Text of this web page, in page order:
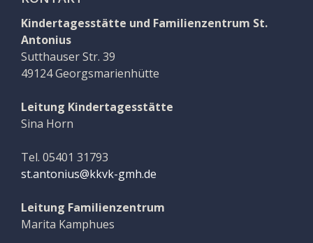
Kindertagesstätte und Familienzentrum St.
Antonius
Sutthauser Str. 39
49124 Georgsmarienhütte
Leitung Kindertagesstätte
Sina Horn
Tel. 05401 31793
st.antonius@kkvk-gmh.de
Leitung Familienzentrum
Marita Kamphues